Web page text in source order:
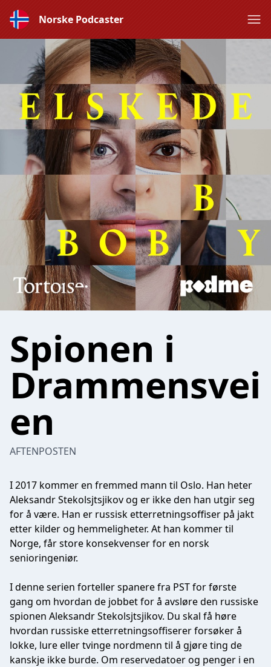
Norske Podcaster
Spionen i
Drammensvei
en
AFTENPOSTEN
I 2017 kommer en fremmed mann til Oslo. Han heter
Aleksandr Stekolsjtsjikov og er ikke den han utgir seg
for å være. Han er russisk etterretningsoffiser på jakt
etter kilder og hemmeligheter. At han kommer til
Norge, får store konsekvenser for en norsk
senioringeniør.
I denne serien forteller spanere fra PST for første
gang om hvordan de jobbet for å avsløre den russiske
spionen Aleksandr Stekolsjtsjikov. Du skal få høre
hvordan russiske etterretningsoffiserer forsøker å
lokke, lure eller tvinge nordmenn til å gjøre ting de
kanskje ikke burde. Om reservedatoer og penger i en